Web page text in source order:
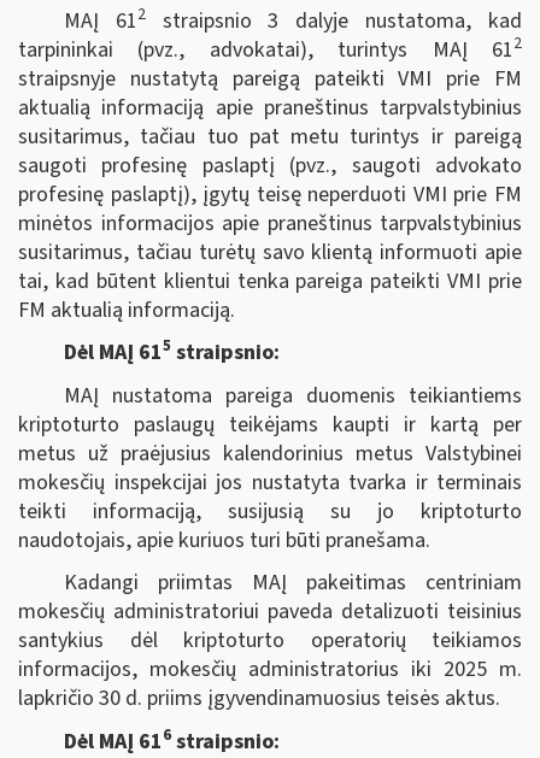
MAĮ 612straipsnio 3 dalyje nustatoma, kad
tarpininkai (pvz., advokatai), turintys MAĮ 612
straipsnyje nustatytą pareigą pateikti VMI prie FM
aktualią informaciją apie praneštinus tarpvalstybinius
susitarimus, tačiau tuo pat metu turintys ir pareigą
saugoti profesinę paslaptį (pvz., saugoti advokato
profesinę paslaptį), įgytų teisę neperduoti VMI prie FM
minėtos informacijos apie praneštinus tarpvalstybinius
susitarimus, tačiau turėtų savo klientą informuoti apie
tai, kad būtent klientui tenka pareiga pateikti VMI prie
FM aktualią informaciją.
Dėl MAĮ 615 straipsnio:
MAĮ nustatoma pareiga duomenis teikiantiems
kriptoturto paslaugų teikėjams kaupti ir kartą per
metus už praėjusius kalendorinius metus Valstybinei
mokesčių inspekcijai jos nustatyta tvarka ir terminais
teikti informaciją, susijusią su jo kriptoturto
naudotojais, apie kuriuos turi būti pranešama.
Kadangi priimtas MAĮ pakeitimas centriniam
mokesčių administratoriui paveda detalizuoti teisinius
santykius dėl kriptoturto operatorių teikiamos
informacijos, mokesčių administratorius iki 2025 m.
lapkričio 30 d. priims įgyvendinamuosius teisės aktus.
Dėl MAĮ 616straipsnio: